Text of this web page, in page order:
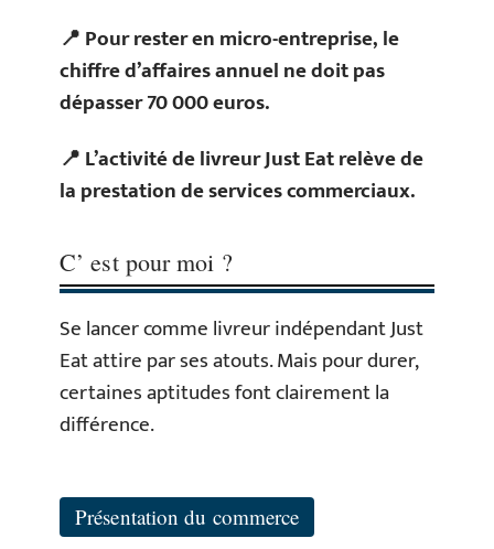
📍 Pour rester en micro-entreprise, le
chiffre d’affaires annuel ne doit pas
dépasser 70 000 euros.
📍 L’activité de livreur Just Eat relève de
la prestation de services commerciaux.
C’ est pour moi ?
Se lancer comme livreur indépendant Just
Eat attire par ses atouts. Mais pour durer,
certaines aptitudes font clairement la
différence.
Présentation du commerce